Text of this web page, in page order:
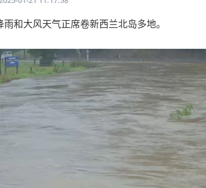
和大风天气正席卷新西兰北岛多地。